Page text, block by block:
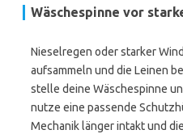
Wäschespinne vor
Nieselregen oder starker
aufsammeln und die Leinen
stelle deine Wäschespinne
nutze eine passende
Mechanik länger intakt und